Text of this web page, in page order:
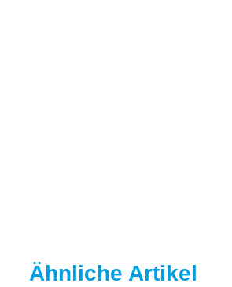
Ähnliche Artikel